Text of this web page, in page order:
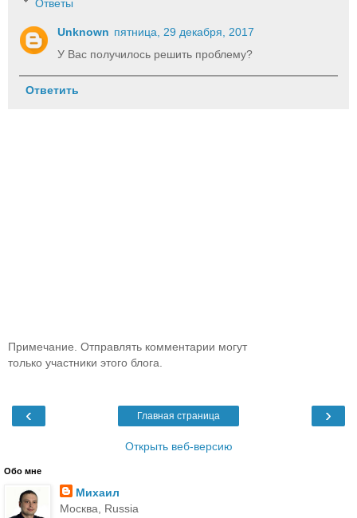
Ответы
Unknown пятница, 29 декабря, 2017
У Вас получилось решить проблему?
Ответить
Примечание. Отправлять комментарии могут
только участники этого блога.
‹ ›
Главная страница
Открыть веб-версию
Обо мне
Михаил
Москва, Russia